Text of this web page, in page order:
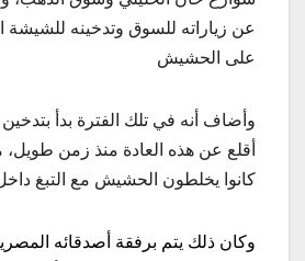
عن زياراته للسوق وتدخينه للشيشة
على الحشيش
وأضاف أنه في تلك الفترة بدأ بتدخين
أقلع عن هذه العادة منذ زمن طويل،
كانوا يخلطون الحشيش مع التبغ
وكان ذلك يتم برفقة أصدقائه